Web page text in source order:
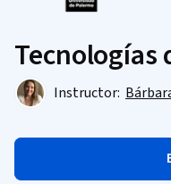
Tecnologías
Instructor: